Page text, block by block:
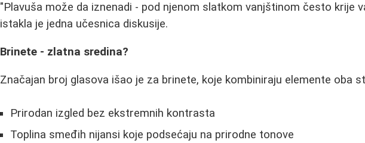
"Plavuša može da iznenadi - pod njenom slatkom vanjštinom često krije
istakla je jedna učesnica diskusije.
Brinete - zlatna sredina?
Značajan broj glasova išao je za brinete, koje kombiniraju elemente oba
Prirodan izgled bez ekstremnih kontrasta
Toplina smeđih nijansi koje podsećaju na prirodne tonove